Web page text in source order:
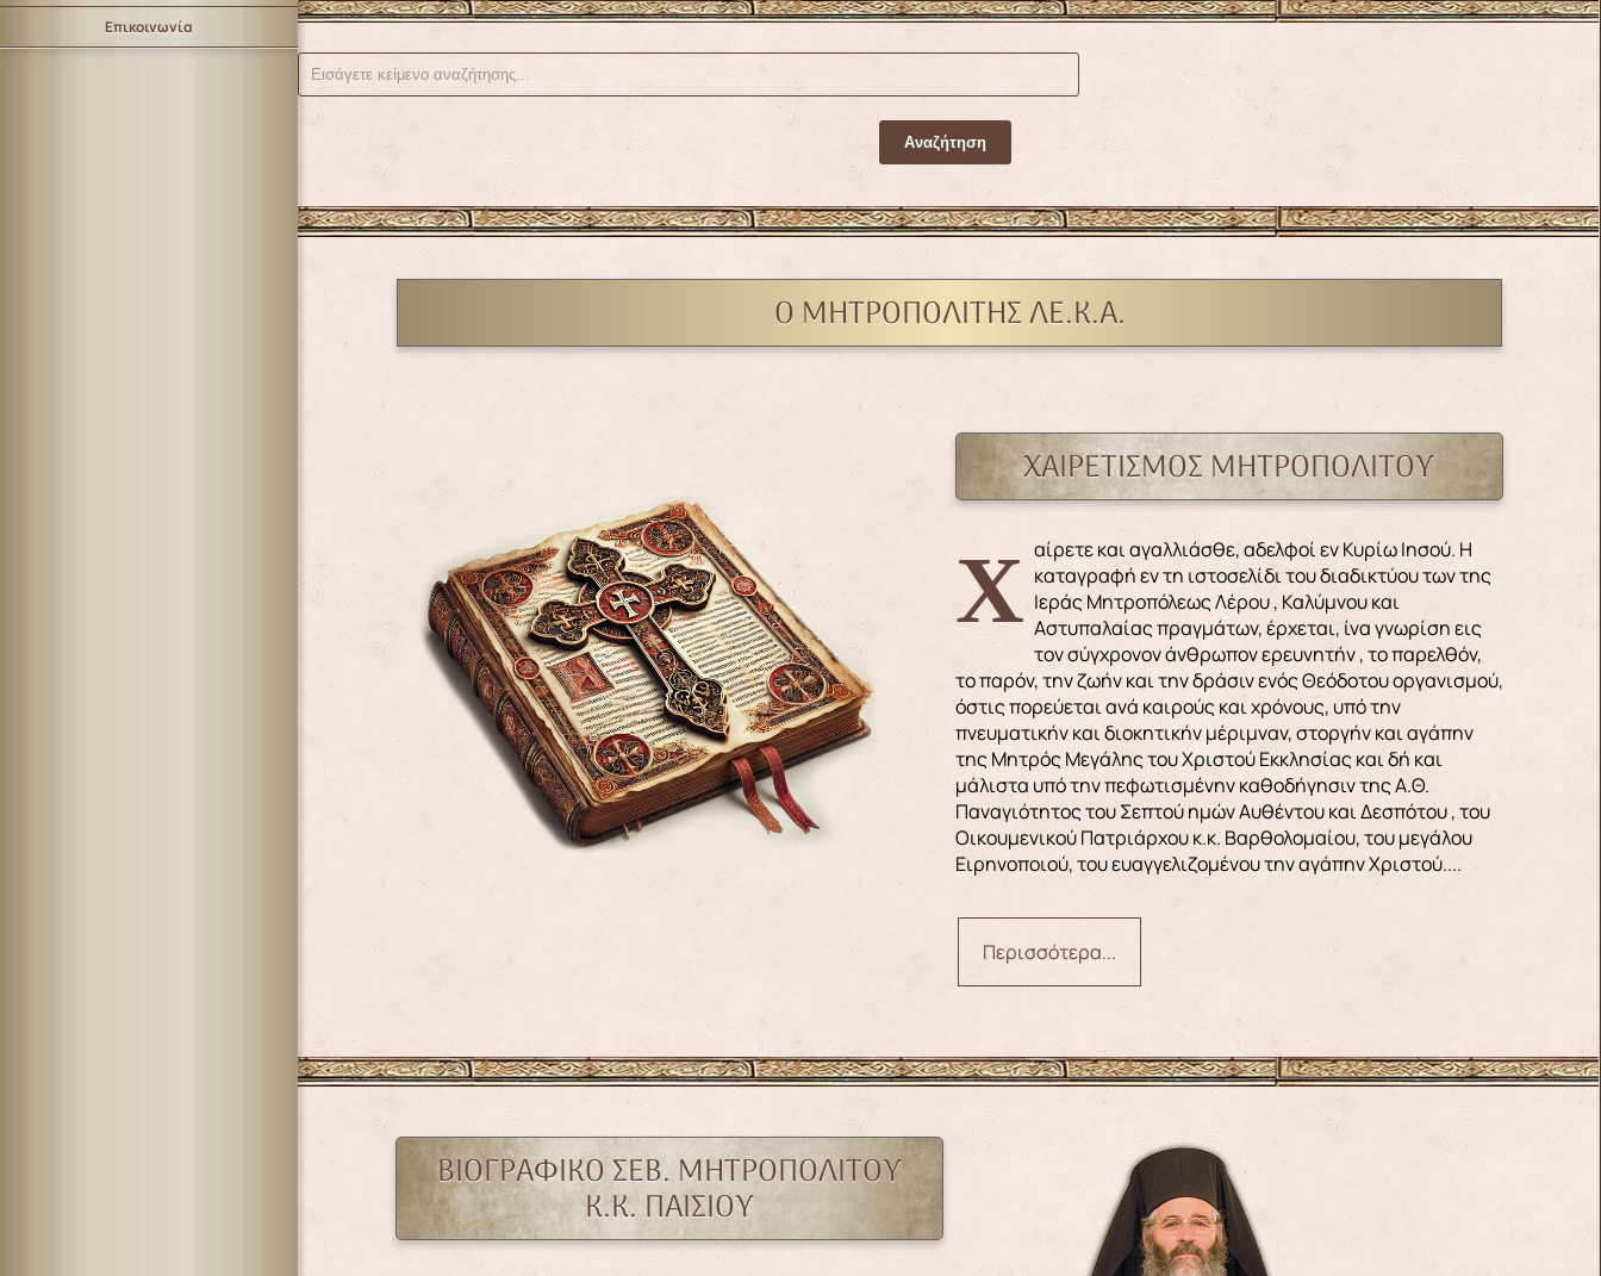
Επικοινωνία
Ο ΜΗΤΡΟΠΟΛΙΤΗΣ ΛΕ.Κ.Α.
ΧΑΙΡΕΤΙΣΜΟΣ ΜΗΤΡΟΠΟΛΙΤΟΥ
Χαίρετε και αγαλλιάσθε, αδελφοί εν Κυρίω Ιησού. Η καταγραφή εν τη ιστοσελίδι του διαδικτύου των της
Ιεράς Μητροπόλεως Λέρου , Καλύμνου και
Αστυπαλαίας πραγμάτων, έρχεται, ίνα γνωρίση εις
τον σύγχρονον άνθρωπον ερευνητήν , το παρελθόν,
το παρόν, την ζωήν και την δράσιν ενός Θεόδοτου οργανισμού,
όστις πορεύεται ανά καιρούς και χρόνους, υπό την
πνευματικήν και διοκητικήν μέριμναν, στοργήν και αγάπην
της Μητρός Μεγάλης του Χριστού Εκκλησίας και δή και
μάλιστα υπό την πεφωτισμένην καθοδήγησιν της Α.Θ.
Παναγιότητος του Σεπτού ημών Αυθέντου και Δεσπότου , του
Οικουμενικού Πατριάρχου κ.κ. Βαρθολομαίου, του μεγάλου
Ειρηνοποιού, του ευαγγελιζομένου την αγάπην Χριστού....
Περισσότερα...
ΒΙΟΓΡΑΦΙΚΟ ΣΕΒ. ΜΗΤΡΟΠΟΛΙΤΟΥ
Κ.Κ. ΠΑΙΣΙΟΥ